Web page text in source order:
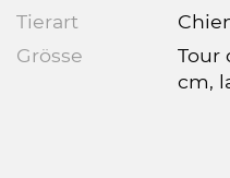
Tierart
Grösse
Tour
cm,